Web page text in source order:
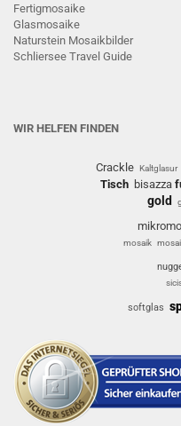
Fertigmosaike
G lasmosaike
Naturstein Mosaikbilder
Schliersee Travel Guide
WIR HELFEN FINDEN
Crackle Kaltglasur
Tisch bisazza
gold
mosaik
softglas